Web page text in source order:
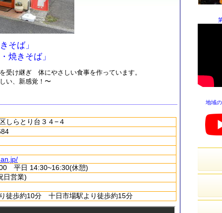
そば」
焼きそば」
受け継ぎ 体にやさしい食事を作っています。
い、新感覚！〜
しらとり台３４−４
平日 14:30~16:30(休憩)
日営業)
徒歩約10分 十日市場駅より徒歩約15分
地域